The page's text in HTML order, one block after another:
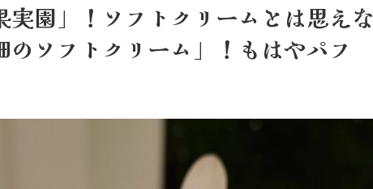
園」！ソフトクリームとは思えな
ソフトクリーム」！もはやパフ